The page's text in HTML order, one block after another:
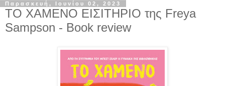
Παρασκευή, Ιουνίου 02, 2023
ΤΟ ΧΑΜΕΝΟ ΕΙΣΙΤΗΡΙΟ της Freya
Sampson - Book review